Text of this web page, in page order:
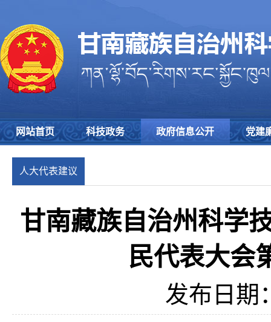
网站首页 科技政务 政府信息公开 党建
人大代表建议
甘南藏族自治州科学
民代表大会
发布日期